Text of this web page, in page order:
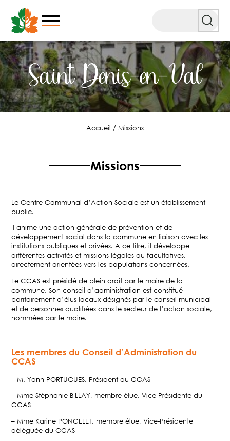
contenu
Saint Denis-en-Val
Accueil / Missions
Missions
Le Centre Communal d’Action Sociale est un établissement
public.
Il anime une action générale de prévention et de
développement social dans la commune en liaison avec les
institutions publiques et privées. A ce titre, il développe
différentes activités et missions légales ou facultatives,
directement orientées vers les populations concernées.
Le CCAS est présidé de plein droit par le maire de la
commune. Son conseil d’administration est constitué
paritairement d’élus locaux désignés par le conseil municipal
et de personnes qualifiées dans le secteur de l’action sociale,
nommées par le maire.
Les membres du Conseil d’Administration du
CCAS
– M. Yann PORTUGUES, Président du CCAS
– Mme Stéphanie BILLAY, membre élue, Vice-Présidente du
CCAS
– Mme Karine PONCELET, membre élue, Vice-Présidente
déléguée du CCAS